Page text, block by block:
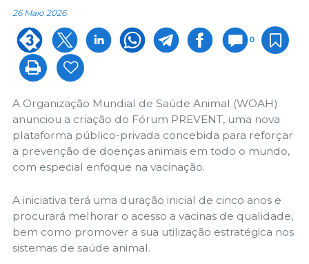
26 Maio 2026
0
A Organização Mundial de Saúde Animal (WOAH)
anunciou a criação do Fórum PREVENT, uma nova
plataforma público-privada concebida para reforçar
a prevenção de doenças animais em todo o mundo,
com especial enfoque na vacinação.
A iniciativa terá uma duração inicial de cinco anos e
procurará melhorar o acesso a vacinas de qualidade,
bem como promover a sua utilização estratégica nos
sistemas de saúde animal.